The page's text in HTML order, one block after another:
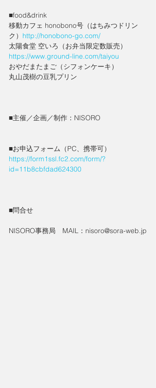
■food&drink
移動カフェ honobono号（はちみつドリン
ク） http://honobono-go.com/
太陽食堂 空いろ（お弁当限定数販売）
https://www.ground-line.com/taiyou
おやだまたまご（シフォンケーキ）
丸山茂樹の豆乳プリン
■主催／企画／制作：NISORO
■お申込フォーム（PC、携帯可）
https://form1ssl.fc2.com/form/?
id=11b8cbfdad624300
■問合せ
NISORO事務局　MAIL：nisoro@sora-web.jp